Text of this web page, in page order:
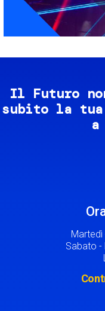
Il Futuro
subito la tua
Martedì
Sabato -